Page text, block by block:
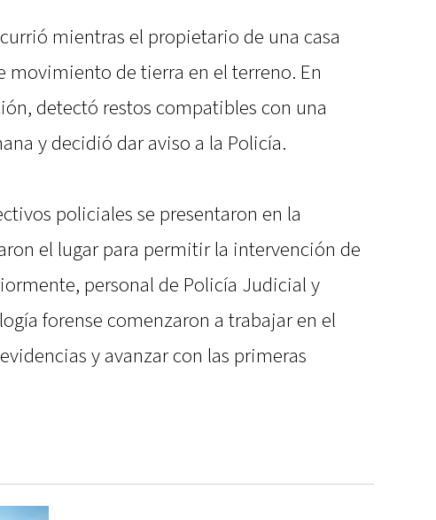
mientras el propietario de una casa
movimiento de tierra en el terreno. En
detectó restos compatibles con una
y decidió dar aviso a la Policía.
policiales se presentaron en la
el lugar para permitir la intervención de
personal de Policía Judicial y
forense comenzaron a trabajar en el
y avanzar con las primeras